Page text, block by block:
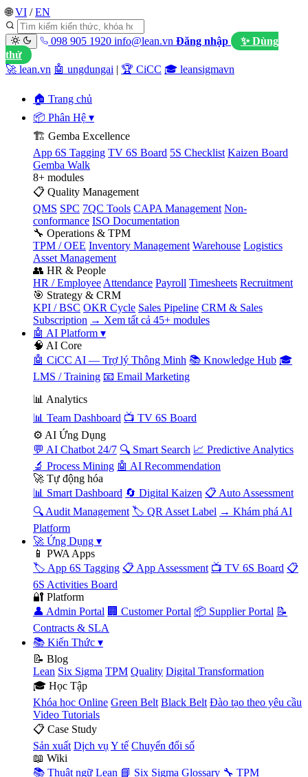
🌐 VI / EN
098 905 1920 info@lean.vn Đăng nhập
✨ Dùng
thử
🚀 lean.vn 🤖 ungdungai | 🏆 CiCC 🎓 leansigmavn
🏠 Trang chủ
📦 Phân Hệ ▾
🏗️ Gemba Excellence
App 6S Tagging TV 6S Board 5S Checklist Kaizen Board
Gemba Walk
8+ modules
📋 Quality Management
QMS SPC 7QC Tools CAPA Management Non-
conformance ISO Documentation
🔧 Operations & TPM
TPM / OEE Inventory Management Warehouse Logistics
Asset Management
👥 HR & People
HR / Employee Attendance Payroll Timesheets Recruitment
🎯 Strategy & CRM
KPI / BSC OKR Cycle Sales Pipeline CRM & Sales
Subscription → Xem tất cả 45+ modules
🤖 AI Platform ▾
🧠 AI Core
🤖 CiCC AI — Trợ lý Thông Minh 📚 Knowledge Hub 🎓
LMS / Training 📧 Email Marketing
📊 Analytics
📊 Team Dashboard 📺 TV 6S Board
⚙️ AI Ứng Dụng
💬 AI Chatbot 24/7 🔍 Smart Search 📈 Predictive Analytics
🔬 Process Mining 🤖 AI Recommendation
🚀 Tự động hóa
📊 Smart Dashboard 🔄 Digital Kaizen 📋 Auto Assessment
🔍 Audit Management 🏷️ QR Asset Label → Khám phá AI
Platform
🚀 Ứng Dụng ▾
📱 PWA Apps
🏷️ App 6S Tagging 📋 App Assessment 📺 TV 6S Board 📋
6S Activities Board
🔐 Platform
👤 Admin Portal 🏢 Customer Portal 📦 Supplier Portal 📝
Contracts & SLA
📚 Kiến Thức ▾
📝 Blog
Lean Six Sigma TPM Quality Digital Transformation
🎓 Học Tập
Khóa học Online Green Belt Black Belt Đào tạo theo yêu cầu
Video Tutorials
📋 Case Study
Sản xuất Dịch vụ Y tế Chuyển đổi số
📖 Wiki
📚 Thuật ngữ Lean 📘 Six Sigma Glossary 🔧 TPM